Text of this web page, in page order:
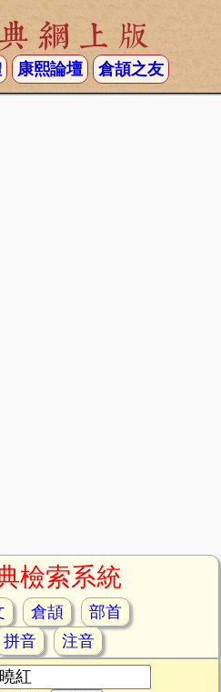
網上版
康熙論壇 倉頡之友
檢索系統
倉頡
部首
拼音
注音